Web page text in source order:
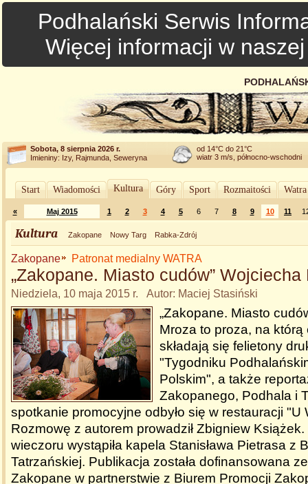
Podhalański Serwis
Więcej informacji w
Sobota, 8 sierpnia 2026 r.
Imieniny: Izy, Rajmunda, Seweryna
od 14°C do 21°C
wiatr 3 m/s, północno-wschodni
Start Wiadomości Kultura Góry Sport Rozmaitości
« Maj 2015 1 2 3 4 5 6 7 8 9 10 11
Kultura Zakopane Nowy Targ Rabka-Zdrój
Zakopane Patronat medialny WATRA
„Zakopane. Miasto cudów” Wojciecha
Niedziela, 10 maja 2015 r. Autor: Maciej Stasiński
„Zakopane. Miasto
Mroza to proza, na
składają się felietony
"Tygodniku
Polskim", a także
Zakopanego, Podhala i
spotkanie promocyjne odbyło się w restauracji "U
Rozmowę z autorem prowadził Zbigniew
wieczoru wystąpiła kapela Stanisława Pietrasa z
Tatrzańskiej. Publikacja została dofinansowana
Zakopane w partnerstwie z Biurem Promocji